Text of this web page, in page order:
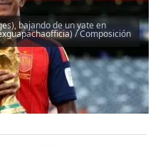
bajando de un yate en
/ Composición